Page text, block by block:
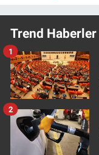
Trend Haberler
1
2